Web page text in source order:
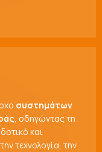
συστημάτων
, οδηγώντας τη
και
τεχνολογία, την